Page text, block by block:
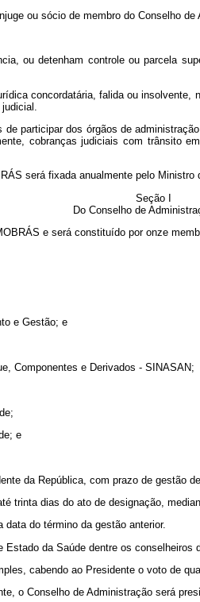
ou sócio de membro do Conselho
ou detenham controle ou parcela
concordatária, falida ou
participar dos órgãos de
cobranças judiciais com trânsito
será fixada anualmente pelo
Seção I
Do Conselho de
e será constituído por onze
e Gestão; e
Componentes e Derivados - SINASAN;
e
da República, com prazo de gestão
trinta dias do ato de designação,
data do término da gestão anterior.
da Saúde dentre os
cabendo ao Presidente o voto de
o Conselho de Administração será